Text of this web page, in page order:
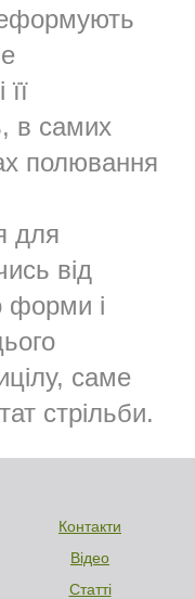
в самих
полювання
для
від
форми і
саме
стрільби.
Контакти
Відео
Статті